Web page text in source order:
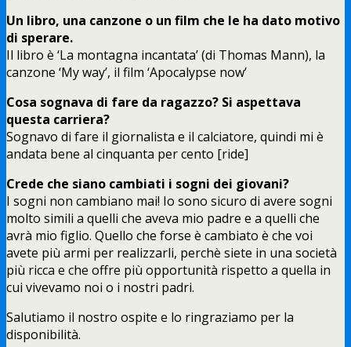
Un libro, una canzone o un film che le ha dato motivo
di sperare.
Il libro è ‘La montagna incantata’ (di Thomas Mann), la
canzone ‘My way’, il film ‘Apocalypse now’
Cosa sognava di fare da ragazzo? Si aspettava
questa carriera?
Sognavo di fare il giornalista e il calciatore, quindi mi è
andata bene al cinquanta per cento [ride]
Crede che siano cambiati i sogni dei giovani?
I sogni non cambiano mai! Io sono sicuro di avere sogni
molto simili a quelli che aveva mio padre e a quelli che
avrà mio figlio. Quello che forse è cambiato è che voi
avete più armi per realizzarli, perchè siete in una società
più ricca e che offre più opportunità rispetto a quella in
cui vivevamo noi o i nostri padri.
Salutiamo il nostro ospite e lo ringraziamo per la
disponibilità.